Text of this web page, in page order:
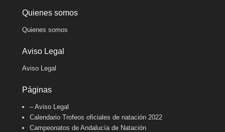
Quienes somos
Quienes somos
Aviso Legal
Aviso Legal
Páginas
– Aviso Legal
Calendario Trofeos oficiales de natación 2022
Campeonatos de Andalucía de Natación